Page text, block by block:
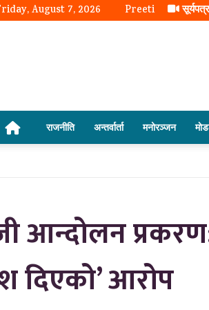
August 7, 2026 Preeti
राजनीति अन्तर्वार्ता मनोरञ्जन
आन्दोलन प्रकरण:
आरोप